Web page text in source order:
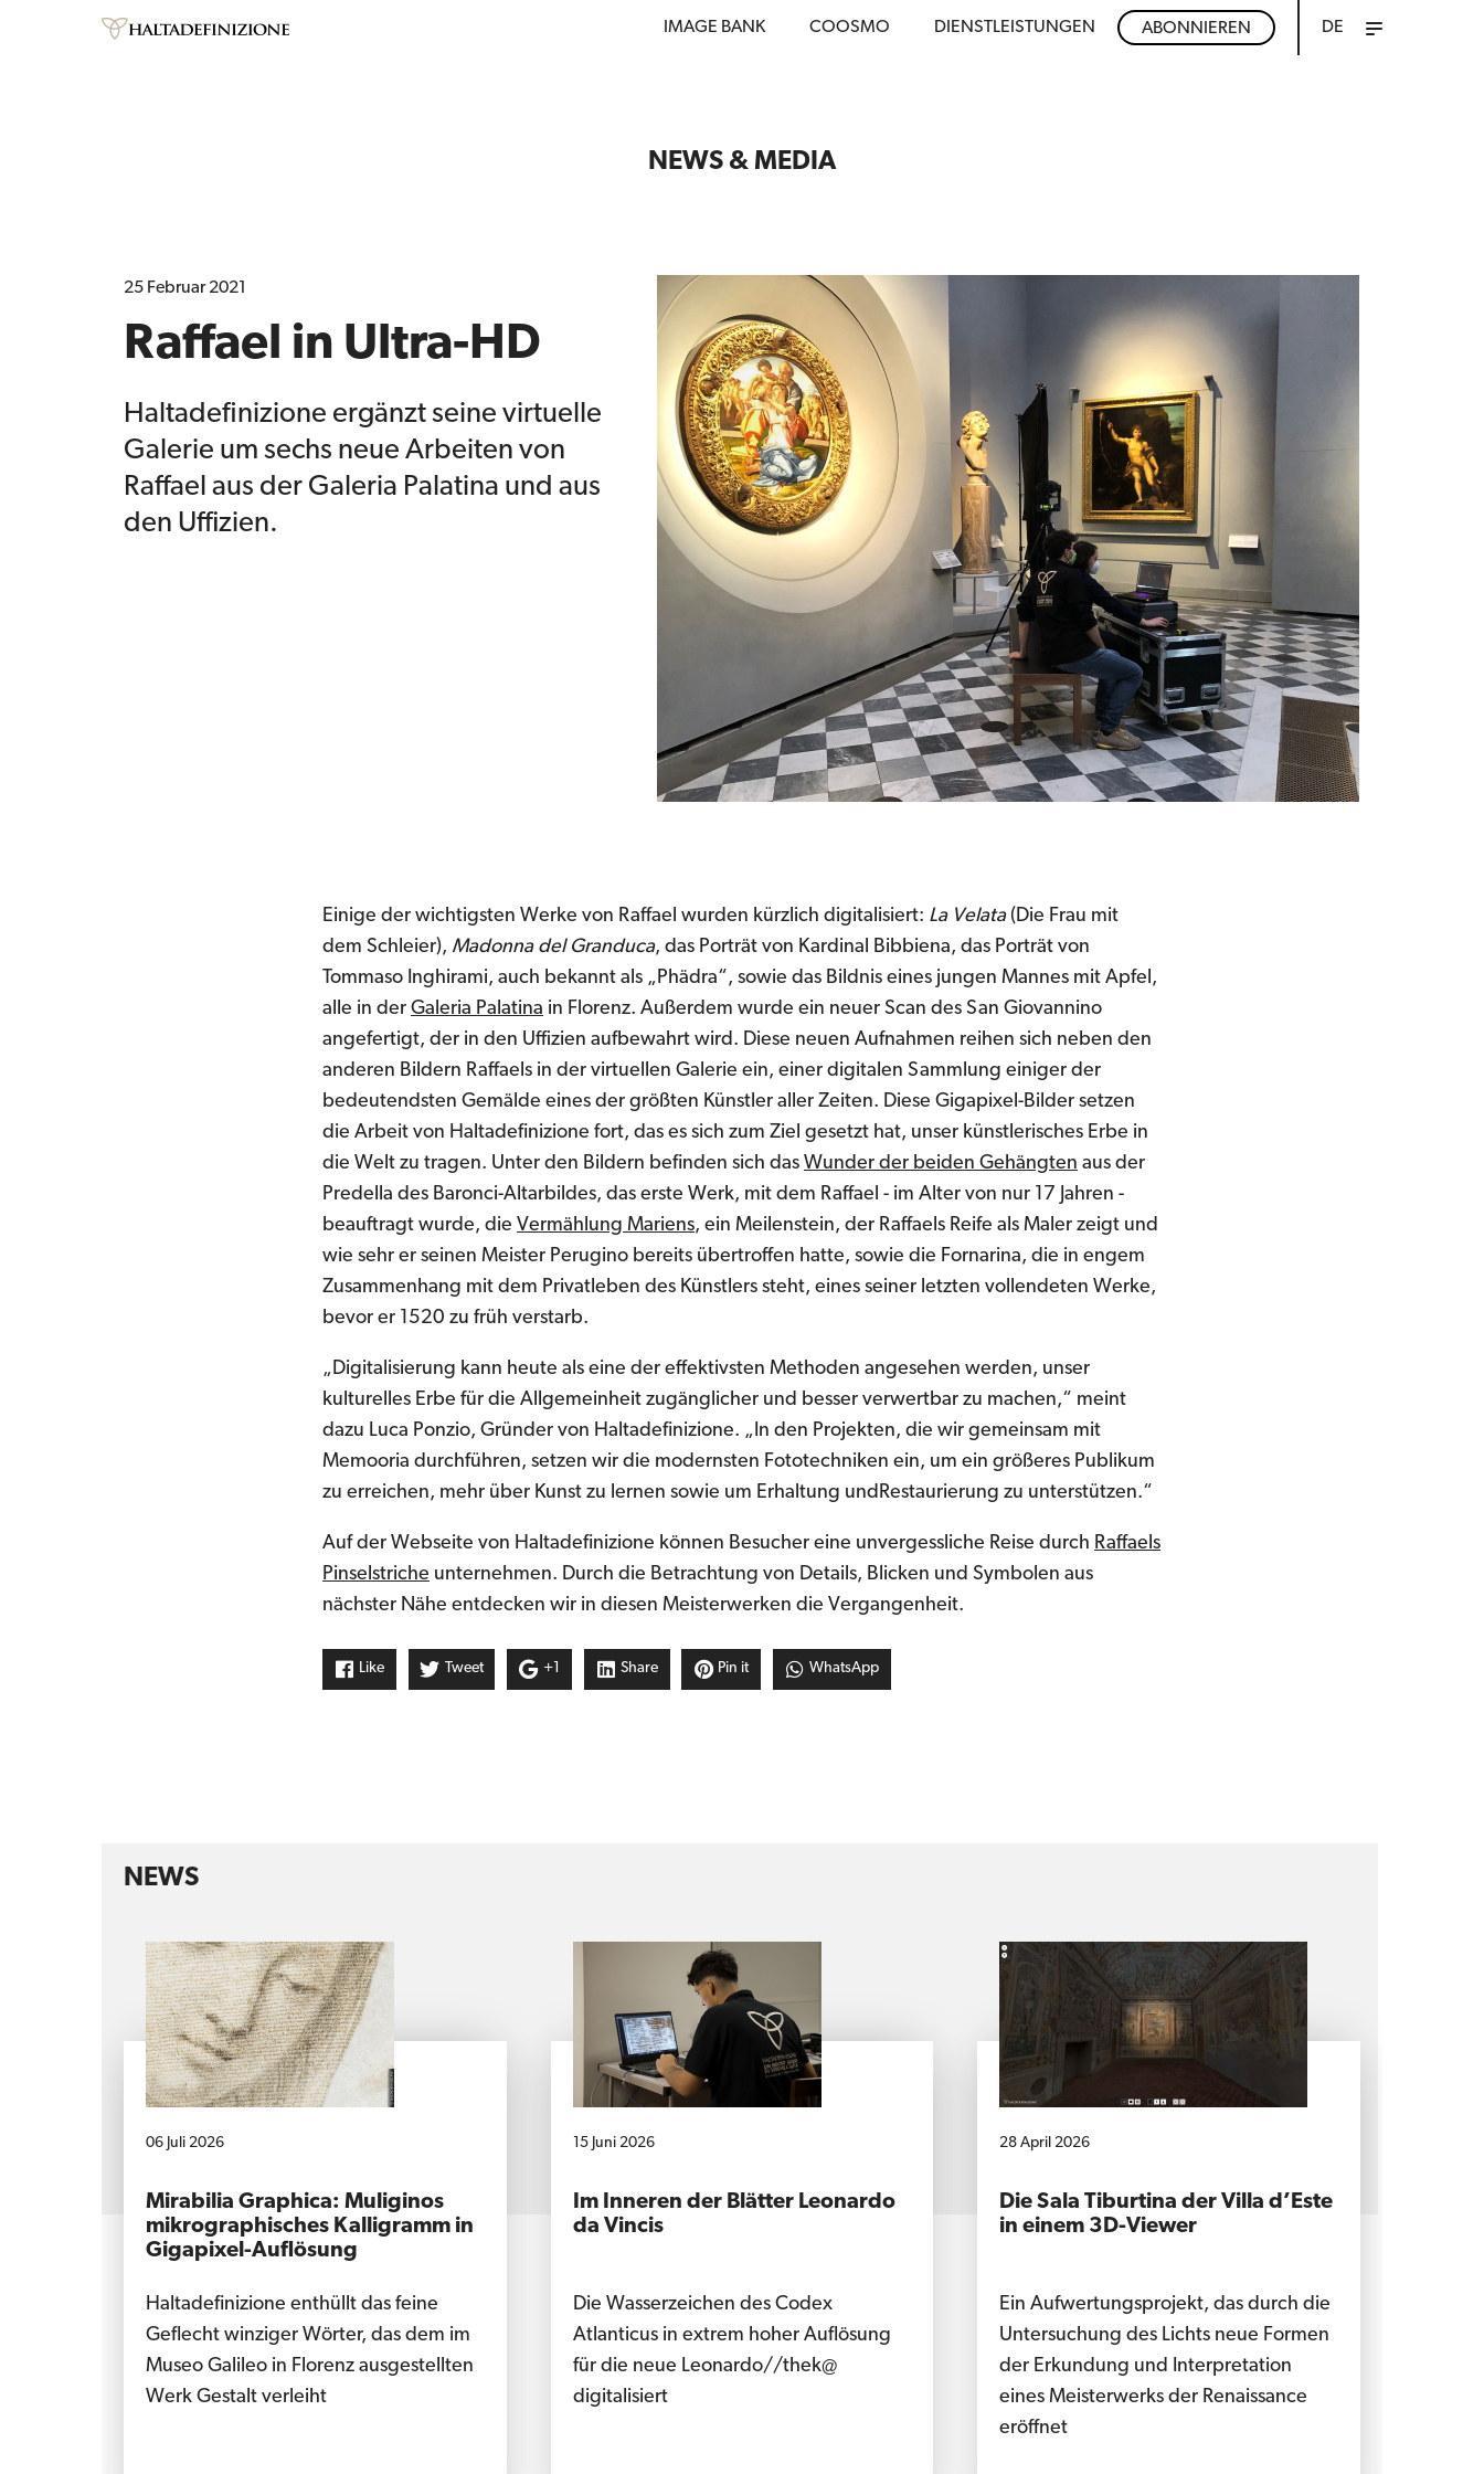
IMAGE BANK COOSMO DIENSTLEISTUNGEN ABONNIEREN DE
NEWS & MEDIA
25 Februar 2021
Raffael in Ultra-HD
Haltadefinizione ergänzt seine virtuelle
Galerie um sechs neue Arbeiten von
Raffael aus der Galeria Palatina und aus
den Uffizien.
Einige der wichtigsten Werke von Raffael wurden kürzlich digitalisiert: La Velata(Die Frau mit
dem Schleier), Madonna del Granduca, das Porträt von Kardinal Bibbiena, das Porträt von
Tommaso Inghirami, auch bekannt als „Phädra“, sowie das Bildnis eines jungen Mannes mit Apfel,
alle in der Galeria Palatina in Florenz. Außerdem wurde ein neuer Scan des San Giovannino
angefertigt, der in den Uffizien aufbewahrt wird. Diese neuen Aufnahmen reihen sich neben den
anderen Bildern Raffaels in der virtuellen Galerie ein, einer digitalen Sammlung einiger der
bedeutendsten Gemälde eines der größten Künstler aller Zeiten. Diese Gigapixel-Bilder setzen
die Arbeit von Haltadefinizione fort, das es sich zum Ziel gesetzt hat, unser künstlerisches Erbe in
die Welt zu tragen. Unter den Bildern befinden sich das Wunder der beiden Gehängten aus der
Predella des Baronci-Altarbildes, das erste Werk, mit dem Raffael - im Alter von nur 17 Jahren -
beauftragt wurde, die Vermählung Mariens, ein Meilenstein, der Raffaels Reife als Maler zeigt und
wie sehr er seinen Meister Perugino bereits übertroffen hatte, sowie die Fornarina, die in engem
Zusammenhang mit dem Privatleben des Künstlers steht, eines seiner letzten vollendeten Werke,
bevor er 1520 zu früh verstarb.
„Digitalisierung kann heute als eine der effektivsten Methoden angesehen werden, unser
kulturelles Erbe für die Allgemeinheit zugänglicher und besser verwertbar zu machen,“ meint
dazu Luca Ponzio, Gründer von Haltadefinizione. „In den Projekten, die wir gemeinsam mit
Memooria durchführen, setzen wir die modernsten Fototechniken ein, um ein größeres Publikum
zu erreichen, mehr über Kunst zu lernen sowie um Erhaltung undRestaurierung zu unterstützen.“
Auf der Webseite von Haltadefinizione können Besucher eine unvergessliche Reise durch Raffaels
Pinselstriche unternehmen. Durch die Betrachtung von Details, Blicken und Symbolen aus
nächster Nähe entdecken wir in diesen Meisterwerken die Vergangenheit.
Like Tweet +1 Share Pin it WhatsApp
NEWS
06 Juli 2026
Mirabilia Graphica: Muliginos
mikrographisches Kalligramm in
Gigapixel-Auflösung
Haltadefinizione enthüllt das feine
Geflecht winziger Wörter, das dem im
Museo Galileo in Florenz ausgestellten
Werk Gestalt verleiht
15 Juni 2026
Im Inneren der Blätter Leonardo
da Vincis
Die Wasserzeichen des Codex
Atlanticus in extrem hoher Auflösung
für die neue Leonardo//thek@
digitalisiert
28 April 2026
Die Sala Tiburtina der Villa d’Este
in einem 3D-Viewer
Ein Aufwertungsprojekt, das durch die
Untersuchung des Lichts neue Formen
der Erkundung und Interpretation
eines Meisterwerks der Renaissance
eröffnet